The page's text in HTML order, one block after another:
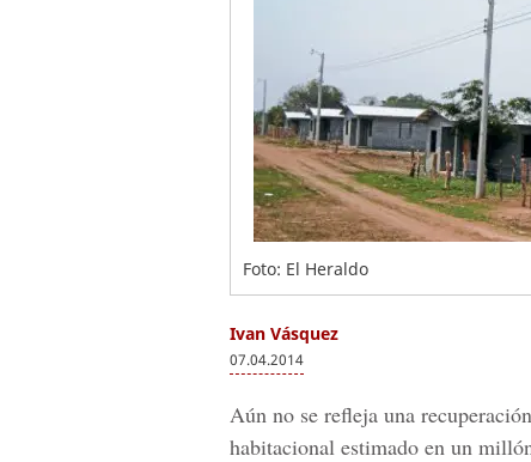
Foto: El Heraldo
Ivan Vásquez
07.04.2014
Aún no se refleja una
habitacional estimado en un